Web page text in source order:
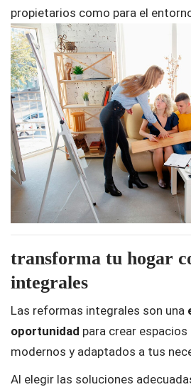
propietarios como para el
transforma tu hogar
integrales
Las reformas integrales son una
oportunidad para crear
modernos y adaptados a tus
Al elegir las soluciones